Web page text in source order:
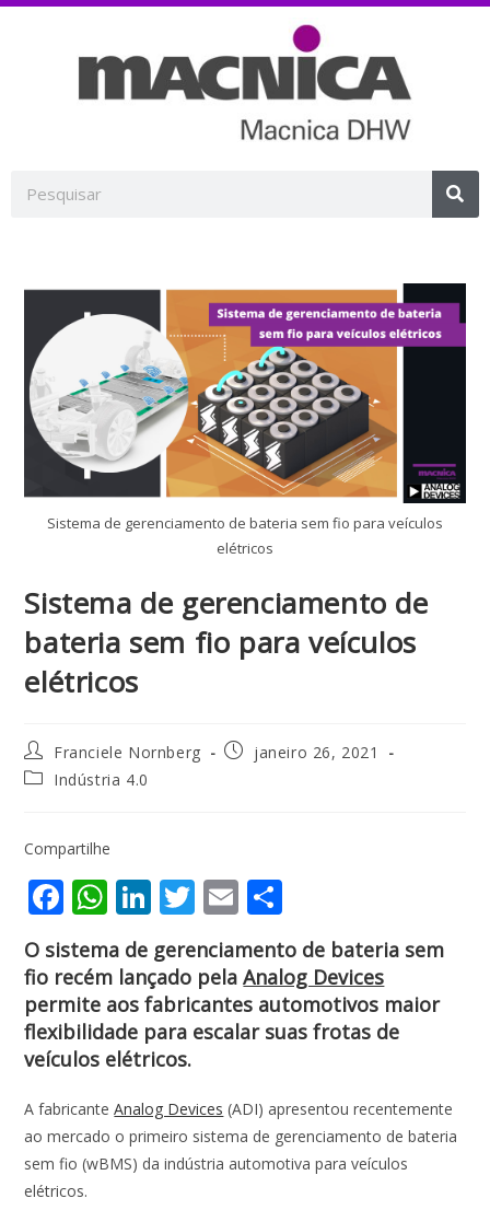
Sistema de gerenciamento de bateria sem fio para veículos
elétricos
Sistema de gerenciamento de
bateria sem fio para veículos
elétricos
Franciele Nornberg
janeiro 26, 2021
Indústria 4.0
Compartilhe
F
ac
e
b
o
o
k
W
at
s
A
p
p
Li
k
e
dI
n
T
w
itt
er
E
ai
l
ar
e
O sistema de gerenciamento de bateria sem
fio recém lançado pelaAnalog Devices
permite aos fabricantes automotivos maior
flexibilidade para escalar suas frotas de
veículos elétricos.
A fabricanteAnalog Devices (ADI) apresentou recentemente
ao mercado o primeiro sistema de gerenciamento de bateria
sem fio (wBMS) da indústria automotiva para veículos
elétricos.